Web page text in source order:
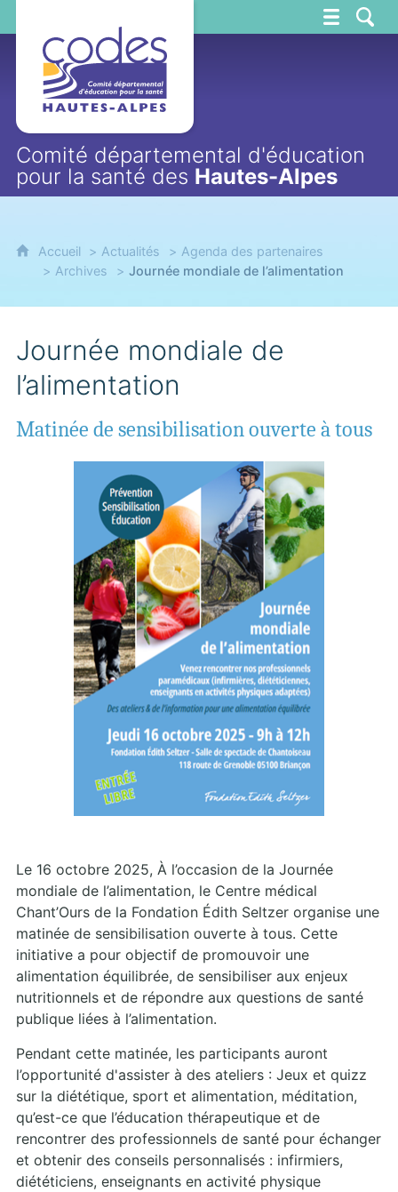
Comité départemental d'éducation
pour la santé des Hautes-Alpes
Accueil Actualités
Agenda des partenaires
Archives
Journée mondiale de l’alimentation
Journée mondiale de
l’alimentation
Matinée de sensibilisation ouverte à tous
Le 16 octobre 2025, À l’occasion de la Journée
mondiale de l’alimentation, le Centre médical
Chant’Ours de la Fondation Édith Seltzer organise une
matinée de sensibilisation ouverte à tous. Cette
initiative a pour objectif de promouvoir une
alimentation équilibrée, de sensibiliser aux enjeux
nutritionnels et de répondre aux questions de santé
publique liées à l’alimentation.
Pendant cette matinée, les participants auront
l’opportunité d'assister à des ateliers : Jeux et quizz
sur la diététique, sport et alimentation, méditation,
qu’est-ce que l’éducation thérapeutique et de
rencontrer des professionnels de santé pour échanger
et obtenir des conseils personnalisés : infirmiers,
diététiciens, enseignants en activité physique